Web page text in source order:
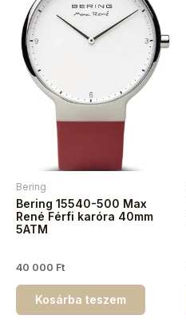
Bering
Bering 15540-500 Max
René Férfi karóra 40mm
5ATM
40 000 Ft
Kosárba teszem